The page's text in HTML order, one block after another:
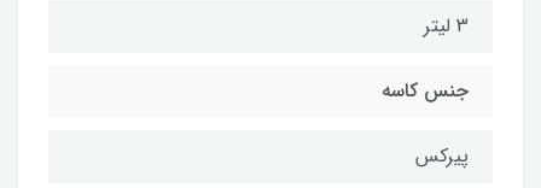
3 لیتر
جنس کاسه
پیرکس